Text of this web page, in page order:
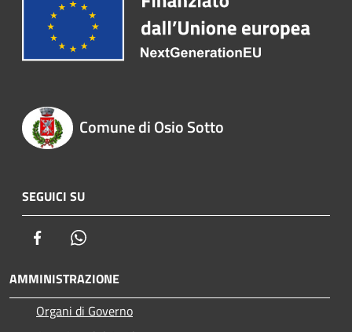
Comune di Osio Sotto
SEGUICI SU
Facebook
AMMINISTRAZIONE
Organi di Governo